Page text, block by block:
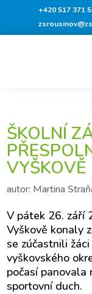
+420 517 371
ŠKOLNÍ
VYŠKOVĚ
autor: Martina
V pátek 26. září
Vyškově konaly
se zúčastnili
vyškovského
počasí panovala
sportovní duch.